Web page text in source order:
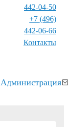
442-04-50
+7 (496)
442-06-66
Контакты⁠
Администрация